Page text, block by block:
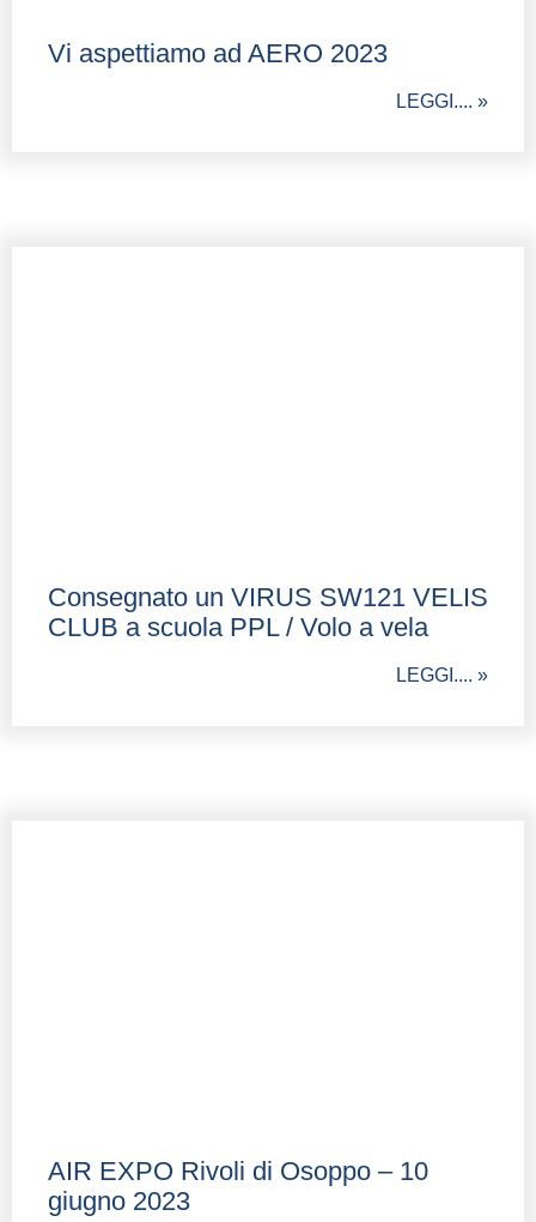
Vi aspettiamo ad AERO 2023
LEGGI.... »
Consegnato un VIRUS SW121 VELIS
CLUB a scuola PPL / Volo a vela
LEGGI.... »
AIR EXPO Rivoli di Osoppo – 10
giugno 2023